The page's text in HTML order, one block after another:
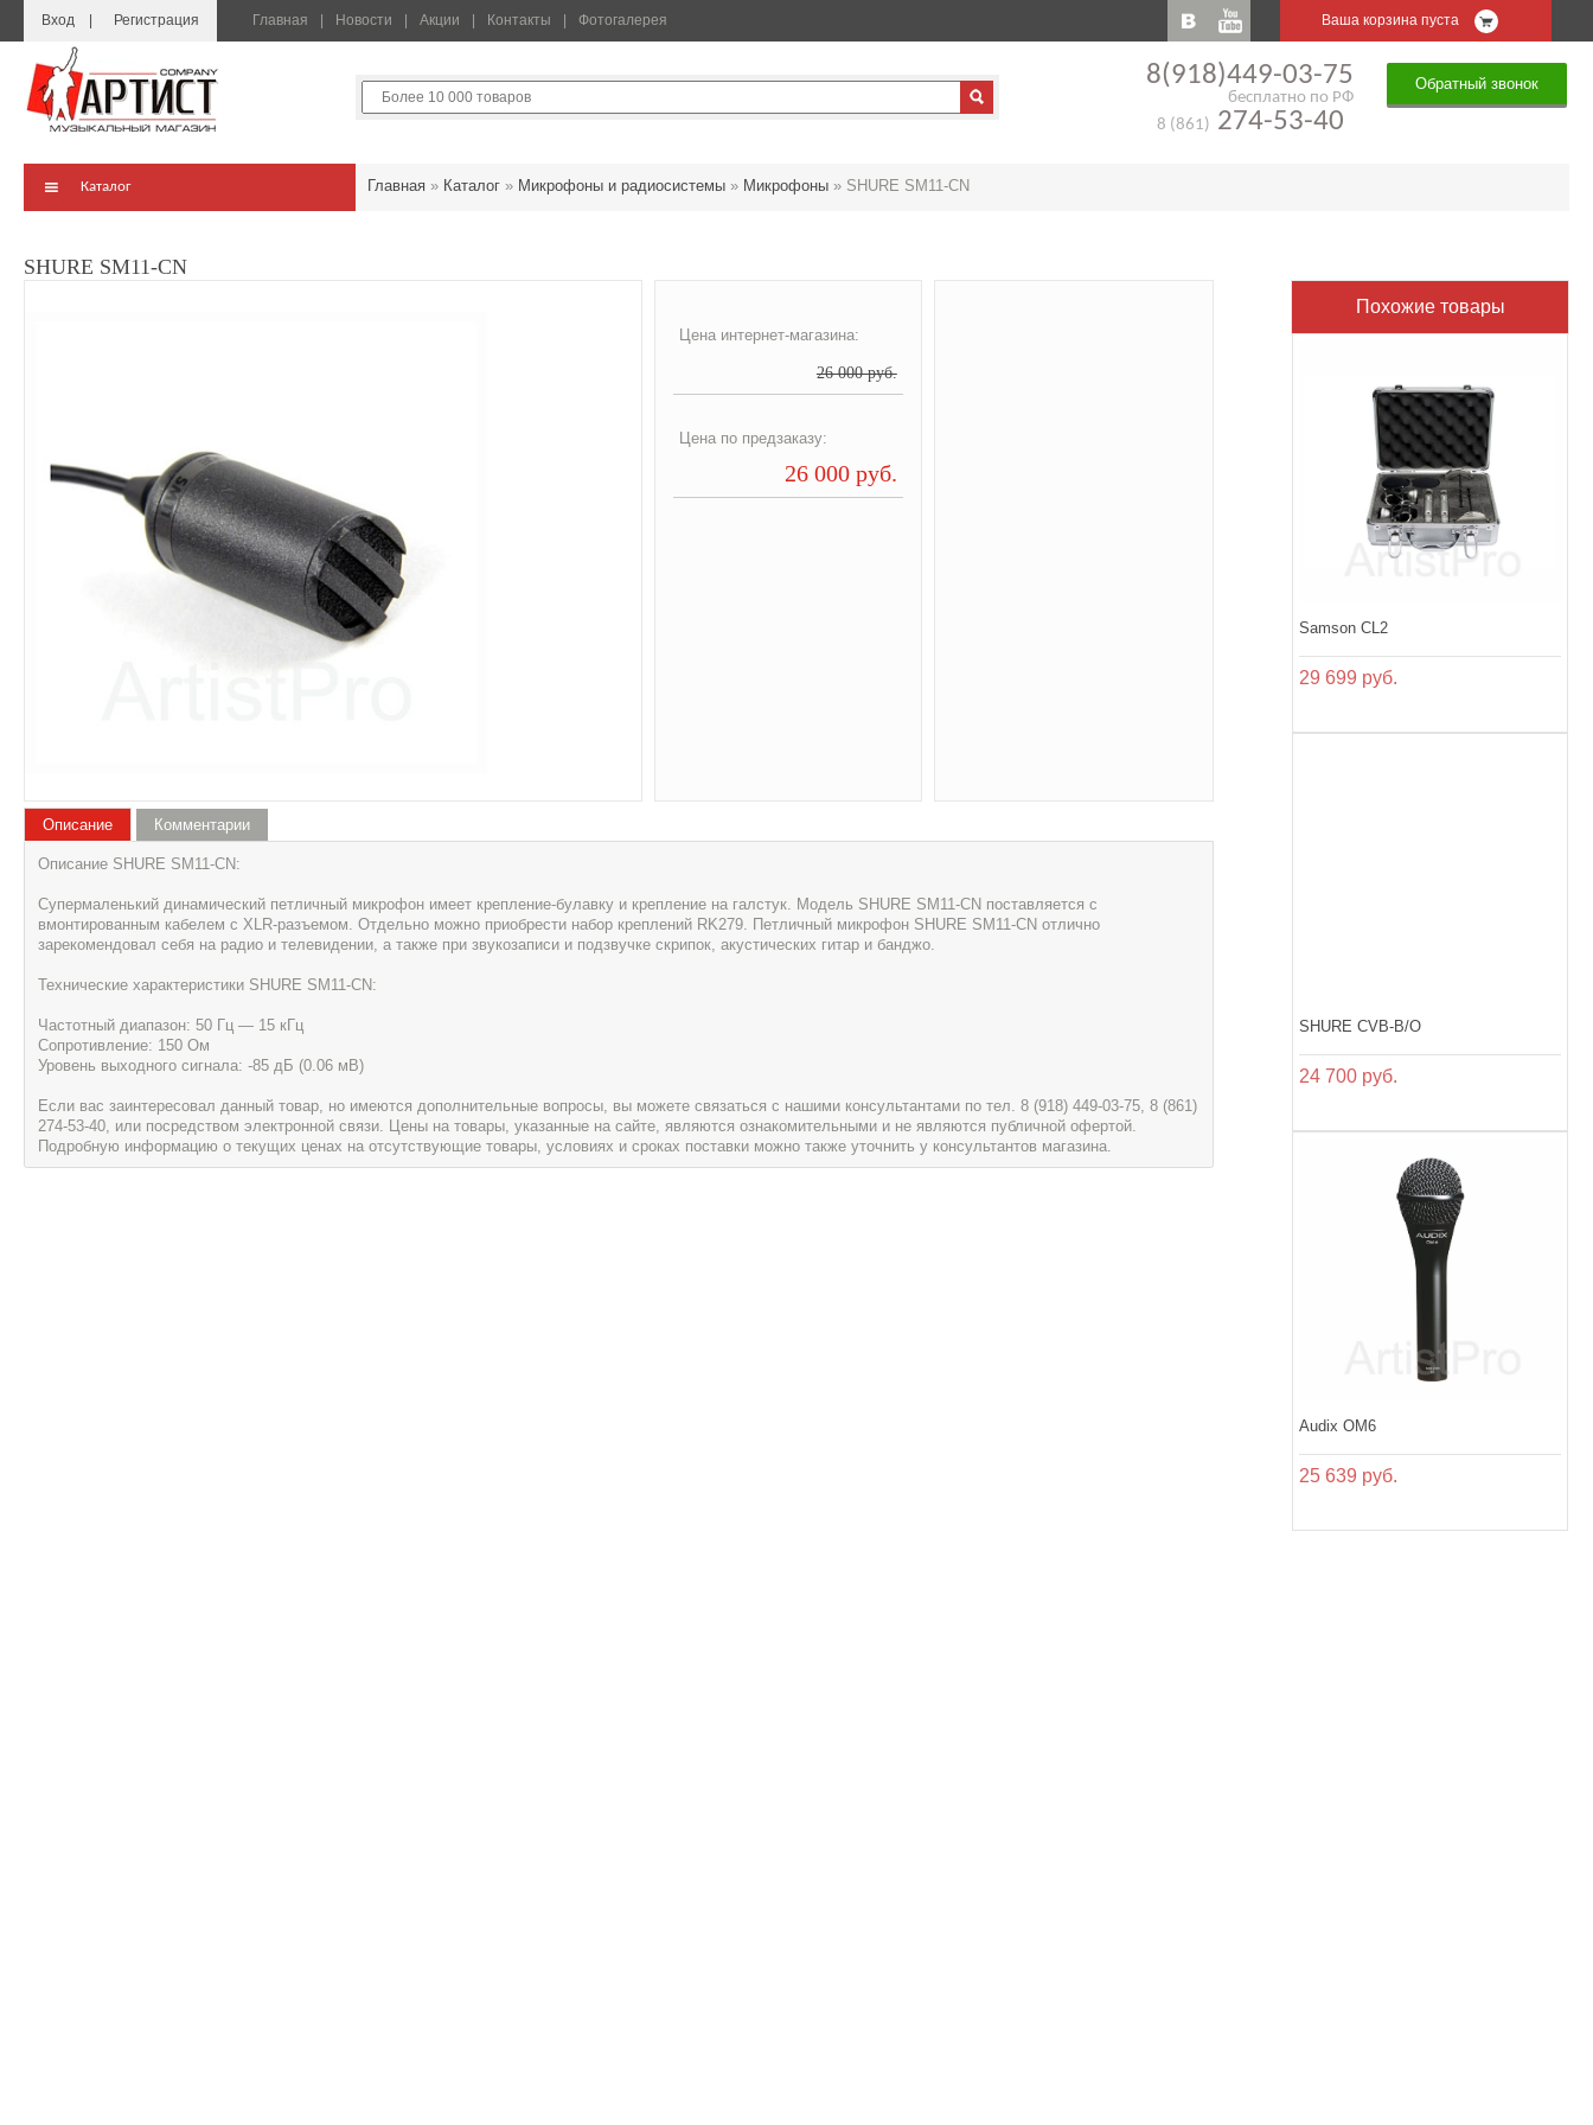
Вход Регистрация Главная Новости Акции Контакты Фотогалерея Ваша корзина пуста
8(918)449-03-75
бесплатно по РФ
8 (861) 274-53-40
Обратный звонок
Каталог Главная » Каталог » Микрофоны и радиосистемы » Микрофоны » SHURE SM11-CN
SHURE SM11-CN
Цена интернет-магазина:
26 000 руб.
Цена по предзаказу:
26 000 руб.
Похожие товары
Samson CL2
29 699 руб.
SHURE CVB-B/O
24 700 руб.
Audix OM6
25 639 руб.
Описание
Описание SHURE SM11-CN:
Супермаленький динамический петличный микрофон имеет крепление-булавку и крепление на галстук. Модель SHURE SM11-CN поставляется с
вмонтированным кабелем с XLR-разъемом. Отдельно можно приобрести набор креплений RK279. Петличный микрофон SHURE SM11-CN отлично
зарекомендовал себя на радио и телевидении, а также при звукозаписи и подзвучке скрипок, акустических гитар и банджо.
Технические характеристики SHURE SM11-CN:
Частотный диапазон: 50 Гц — 15 кГц
Сопротивление: 150 Ом
Уровень выходного сигнала: -85 дБ (0.06 мВ)
Если вас заинтересовал данный товар, но имеются дополнительные вопросы, вы можете связаться с нашими консультантами по тел. 8 (918) 449-03-75, 8 (861)
274-53-40, или посредством электронной связи. Цены на товары, указанные на сайте, являются ознакомительными и не являются публичной офертой.
Подробную информацию о текущих ценах на отсутствующие товары, условиях и сроках поставки можно также уточнить у консультантов магазина.
Комментарии